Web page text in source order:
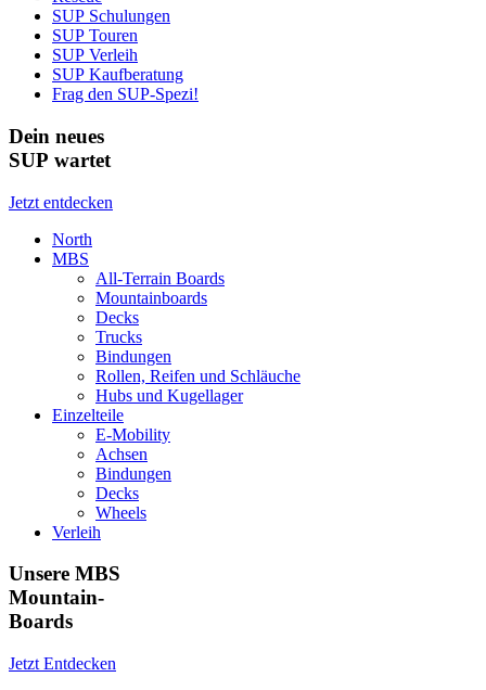
SUP Schulungen
SUP Touren
SUP Verleih
SUP Kaufberatung
Frag den SUP-Spezi!
Dein neues
SUP wartet
Jetzt entdecken
North
MBS
All-Terrain Boards
Mountainboards
Decks
Trucks
Bindungen
Rollen, Reifen und Schläuche
Hubs und Kugellager
Einzelteile
E-Mobility
Achsen
Bindungen
Decks
Wheels
Verleih
Unsere MBS
Mountain-
Boards
Jetzt Entdecken